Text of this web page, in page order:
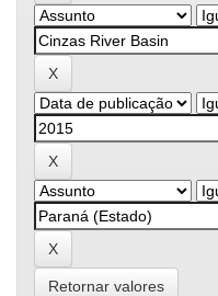
Retornar valores